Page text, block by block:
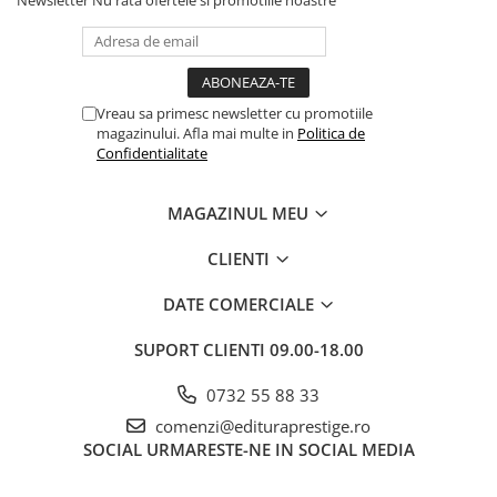
Carti in dar
Beletristica
Literatura Romana
Descopera si invata
Primele notiuni
Vreau sa primesc newsletter cu promotiile
magazinului. Afla mai multe in Politica de
Confidentialitate
MAGAZINUL MEU
CLIENTI
DATE COMERCIALE
SUPORT CLIENTI 09.00-18.00
0732 55 88 33
comenzi@edituraprestige.ro
SOCIAL URMARESTE-NE IN SOCIAL MEDIA